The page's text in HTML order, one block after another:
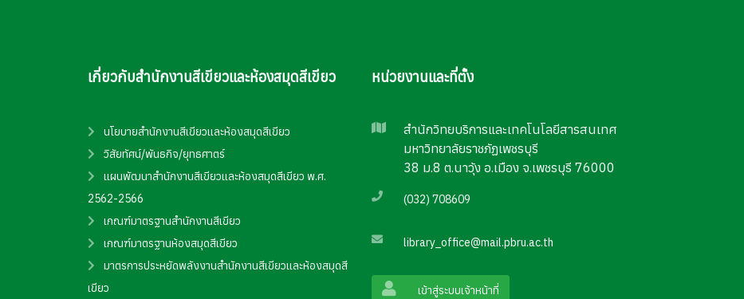
เกี่ยวกับสำนักงานสีเขียวและห้องสมุดสีเขียว
นโยบายสำนักงานสีเขียวและห้องสมุดสีเขียว
วิสัยทัศน์/พันธกิจ/ยุทธศาตร์
แผนพัฒนาสำนักงานสีเขียวและห้องสมุดสีเขียว พ.ศ.
2562-2566
เกณฑ์มาตรฐานสำนักงานสีเขียว
เกณฑ์มาตรฐานห้องสมุดสีเขียว
มาตรการประหยัดพลังงานสำนักงานสีเขียวและห้องสมุดสี
เขียว
หน่วยงานและที่ตั้ง
สำนักวิทยบริการและเทคโนโลยีสารสนเทศ
มหาวิทยาลัยราชภัฏเพชรบุรี
38 ม.8 ต.นาวุ้ง อ.เมือง จ.เพชรบุรี 76000
(032) 708609
library_office@mail.pbru.ac.th
เข้าสู่ระบบเจ้าหน้าที่